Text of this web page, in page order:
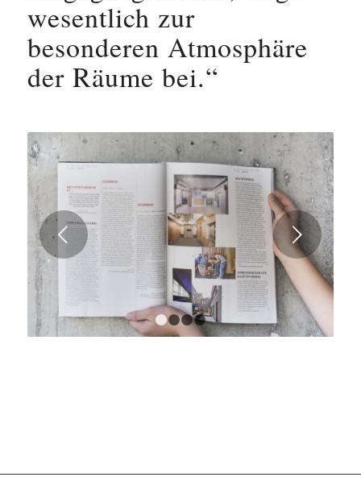
wesentlich zur
besonderen Atmosphäre
der Räume bei.“
Weiter
1 2 3 4